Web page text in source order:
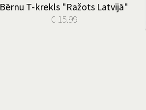
Bērnu T-krekls "Ražots Latvijā"
€ 15.99